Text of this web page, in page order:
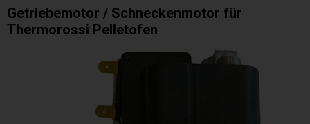
Getriebemotor / Schneckenmotor für
Thermorossi Pelletofen